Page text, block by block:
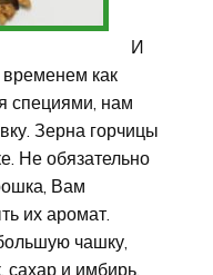
И
временем как
специями, нам
Зерна горчицы
Не обязательно
Вам
их аромат.
чашку,
сахар и имбирь.